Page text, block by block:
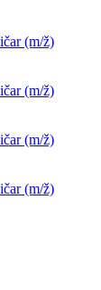
(m/ž)
(m/ž)
(m/ž)
(m/ž)